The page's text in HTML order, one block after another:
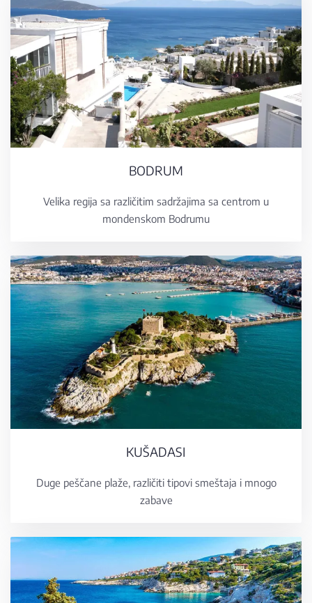
BODRUM
Velika regija sa različitim sadržajima sa centrom u
mondenskom Bodrumu
KUŠADASI
Duge peščane plaže, različiti tipovi smeštaja i mnogo
zabave